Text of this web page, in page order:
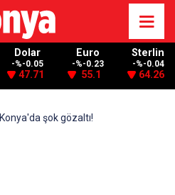
Dolar
-%-0.05
47.71
Euro
-%-0.23
55.1
Sterlin
-%-0.04
64.26
Konya'da şok gözaltı!